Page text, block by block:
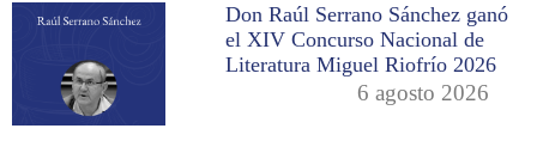
Don Raúl Serrano Sánchez ganó
el XIV Concurso Nacional de
Literatura Miguel Riofrío 2026
6 agosto 2026